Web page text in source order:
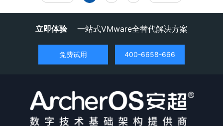
立即体验 一站式VMware全替代解决方案
免费试用 400-6658-666